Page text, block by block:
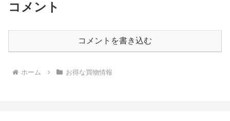
コメント
コメントを書き込む
ホーム お得な買物情報